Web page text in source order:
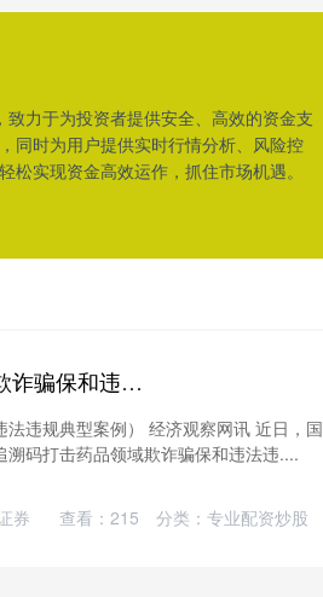
力于为投资者提供安全、高效的资金支
同时为用户提供实时行情分析、风险控
实现资金高效运作，抓住市场机遇。
惠管钱配资 国家医保局公布药品领域欺诈骗保和违法违规典型案例
违规典型案例） 经济观察网讯 近日，国
码打击药品领域欺诈骗保和违法违....
券 查看： 215 分类： 专业配资炒股